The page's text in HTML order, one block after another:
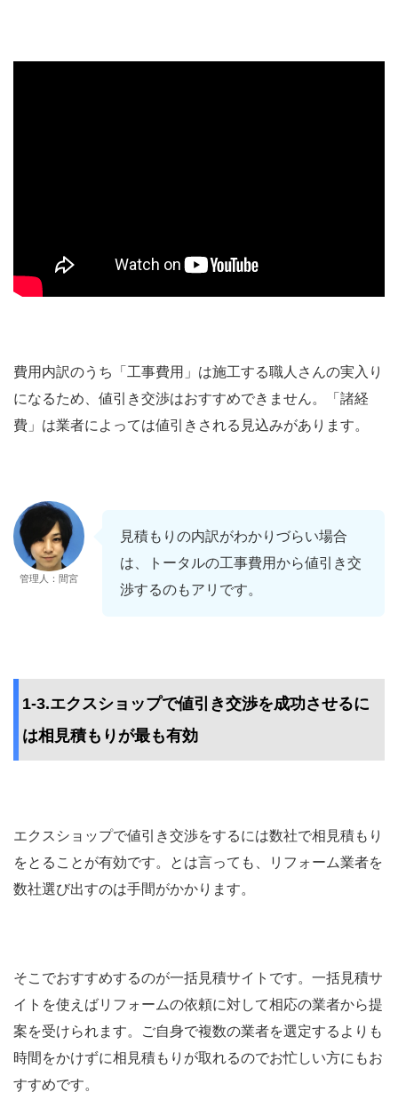
費用内訳のうち「工事費用」は施工する職人さんの実入り
になるため、値引き交渉はおすすめできません。「諸経
費」は業者によっては値引きされる見込みがあります。
管理人：間宮
見積もりの内訳がわかりづらい場合
は、トータルの工事費用から値引き交
渉するのもアリです。
1-3.エクスショップで値引き交渉を成功させるに
は相見積もりが最も有効
エクスショップで値引き交渉をするには数社で相見積もり
をとることが有効です。とは言っても、リフォーム業者を
数社選び出すのは手間がかかります。
そこでおすすめするのが一括見積サイトです。一括見積サ
イトを使えばリフォームの依頼に対して相応の業者から提
案を受けられます。ご自身で複数の業者を選定するよりも
時間をかけずに相見積もりが取れるのでお忙しい方にもお
すすめです。